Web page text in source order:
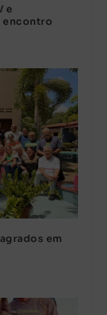
e
encontro
em